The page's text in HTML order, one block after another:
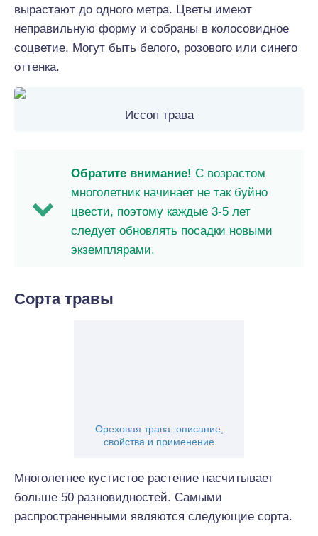
вырастают до одного метра. Цветы имеют
неправильную форму и собраны в колосовидное
соцветие. Могут быть белого, розового или синего
оттенка.
Иссоп трава
Обратите внимание! С возрастом
многолетник начинает не так буйно
цвести, поэтому каждые 3-5 лет
следует обновлять посадки новыми
экземплярами.
Сорта травы
Ореховая трава: описание,
свойства и применение
Многолетнее кустистое растение насчитывает
больше 50 разновидностей. Самыми
распространенными являются следующие сорта.